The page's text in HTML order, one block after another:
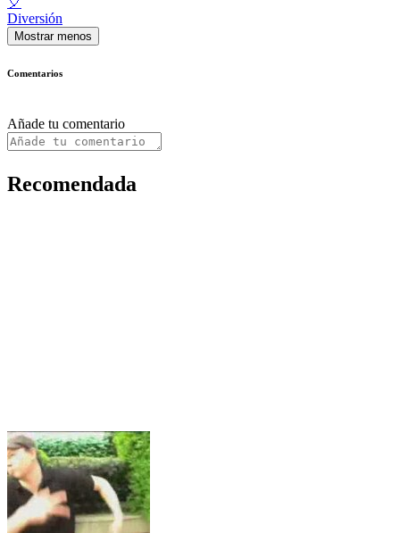
Diversión
Mostrar menos
Comentarios
Añade tu comentario
Recomendada